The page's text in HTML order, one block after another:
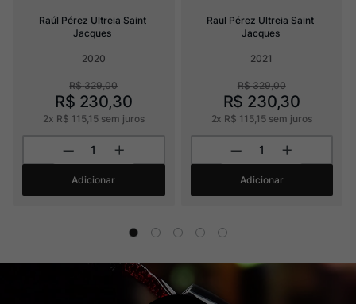
Raúl Pérez Ultreia Saint
Jacques
2020
R$ 329,00
R$ 230,30
2x R$ 115,15sem juros
Adicionar
Raul Pérez Ultreia Saint
Jacques
2021
R$ 329,00
R$ 230,30
2x R$ 115,15 sem juros
Adicionar